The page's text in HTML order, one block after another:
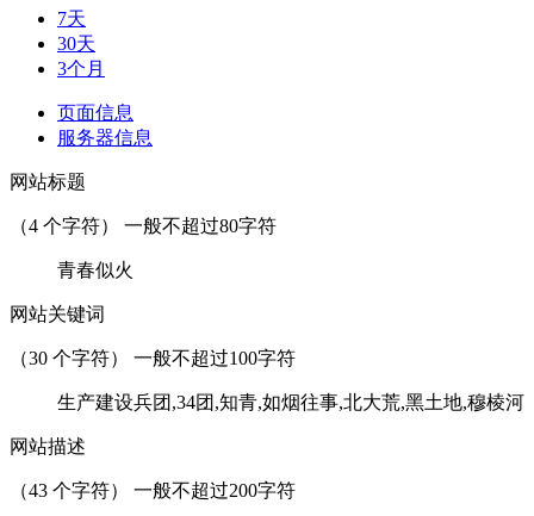
7天
30天
3个月
页面信息
服务器信息
网站标题
（4 个字符） 一般不超过80字符
青春似火
网站关键词
（30 个字符） 一般不超过100字符
生产建设兵团,34团,知青,如烟往事,北大荒,黑土地,穆棱河
网站描述
（43 个字符） 一般不超过200字符